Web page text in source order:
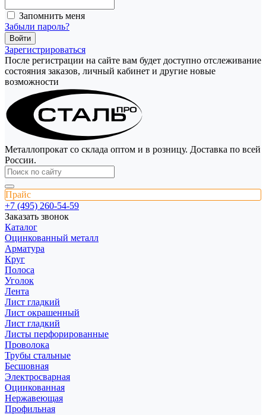
Запомнить меня
Забыли пароль?
Зарегистрироваться
После регистрации на сайте вам будет доступно отслеживание
состояния заказов, личный кабинет и другие новые
возможности
Металлопрокат со склада оптом и в розницу. Доставка по всей
России.
Прайс
+7 (495) 260-54-59
Заказать звонок
Каталог
Оцинкованный металл
Арматура
Круг
Полоса
Уголок
Лента
Лист гладкий
Лист окрашенный
Лист гладкий
Листы перфорированные
Проволока
Трубы стальные
Бесшовная
Электросварная
Оцинкованная
Нержавеющая
Профильная